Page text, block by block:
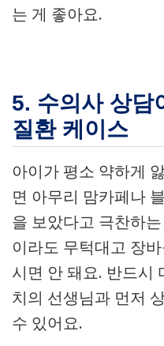
는 게 좋아요.
5. 수의사 상담
질환 케이스
아이가 평소 약하게
면 아무리 맘카페나
을 보았다고 극찬하
이라도 무턱대고 장
시면 안 돼요. 반드시
치의 선생님과 먼저
수 있어요.